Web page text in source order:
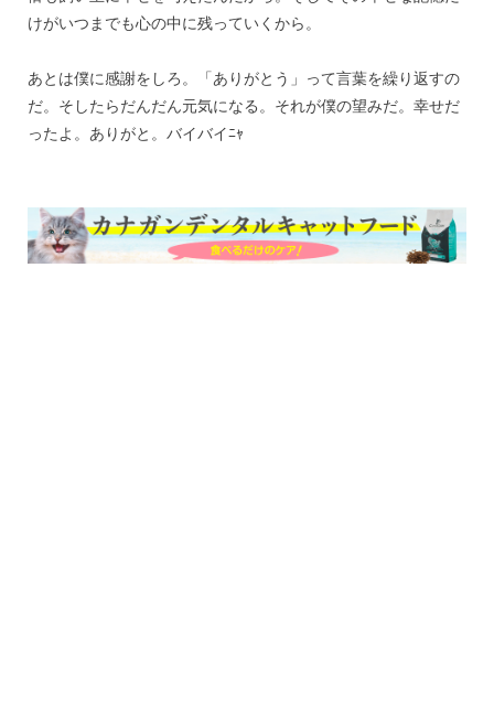
けがいつまでも心の中に残っていくから。
あとは僕に感謝をしろ。「ありがとう」って言葉を繰り返すの
だ。そしたらだんだん元気になる。それが僕の望みだ。幸せだ
ったよ。ありがと。バイバイﾆｬ